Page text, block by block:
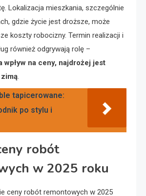
Lokalizacja mieszkania, szczególnie
gdzie życie jest droższe, może
koszty robocizny. Termin realizacji i
również odgrywają rolę –
wpływ na ceny, najdrożej jest
.
tapicerowane:
po stylu i
robót
w 2025 roku
ceny robót remontowych w 2025